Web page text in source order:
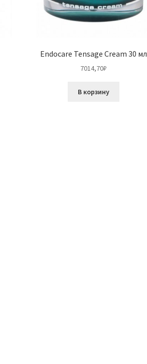
Endocare Tensage Cream 30 мл
7014,70₽
В корзину